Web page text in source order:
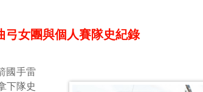
弓女團與個人賽隊史紀錄
國手雷
下隊史